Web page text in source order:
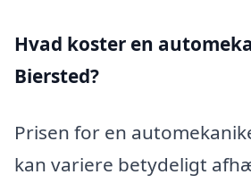
Hvad koster en
Biersted?
Prisen for en
kan variere betydeligt